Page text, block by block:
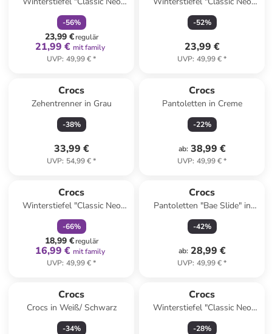
Puff" in Dunkelblau
-56%
23,99 €regulär
21,99 € mit family
UVP: 49,99 €*
Puff" in Dunkelblau
-52%
23,99 €
UVP: 49,99 €*
Crocs
Zehentrenner in Grau
-38%
33,99 €
UVP: 54,99 €*
Crocs
Pantoletten in Creme
-22%
ab: 38,99 €
UVP: 49,99 €*
Crocs
Winterstiefel "Classic Neo
Puff" in Pink
-66%
18,99 €regulär
16,99 € mit family
UVP: 49,99 €*
Crocs
Pantoletten "Bae Slide" in
Gelb
-42%
ab: 28,99 €
UVP: 49,99 €*
Crocs
Crocs in Weiß/ Schwarz
-34%
Crocs
Winterstiefel "Classic Neo
Puff" in Schwarz
-28%